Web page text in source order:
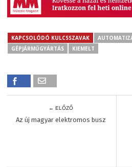
KAPCSOLÓDÓ KULCSSZAVAK
GÉPJÁRMŰGYÁRTÁS
KIEMELT
← ELŐZŐ
Az új magyar elektromos busz